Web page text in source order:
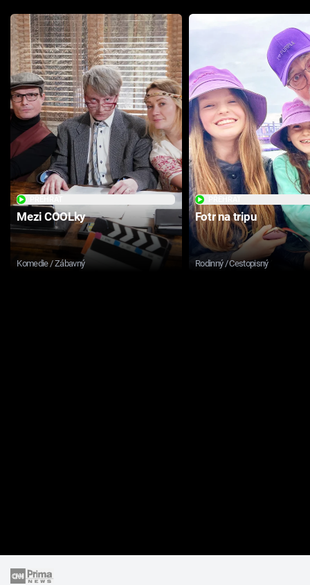
Mezi COOLky
Komedie / Zábavný
Fotr na tripu
Rodinný / Cestopisný